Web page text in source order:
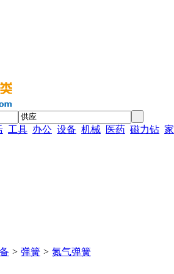
工具 办公 设备 机械 医药 磁力钻
> 弹簧 > 氮气弹簧